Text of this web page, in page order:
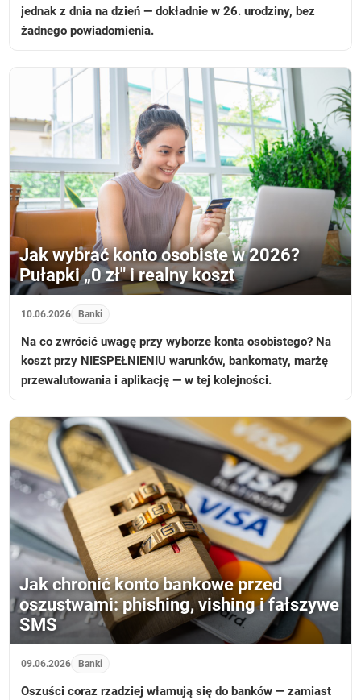
jednak z dnia na dzień — dokładnie w 26. urodziny, bez
żadnego powiadomienia.
Jak wybrać konto osobiste w 2026?
Pułapki „0 zł" i realny koszt
10.06.2026 Banki
Na co zwrócić uwagę przy wyborze konta osobistego? Na
koszt przy NIESPEŁNIENIU warunków, bankomaty, marżę
przewalutowania i aplikację — w tej kolejności.
Jak chronić konto bankowe przed
oszustwami: phishing, vishing i fałszywe
SMS
09.06.2026 Banki
Oszuści coraz rzadziej włamują się do banków — zamiast